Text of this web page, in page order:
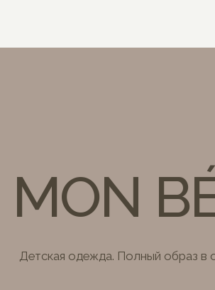
Детская одежда. Полный образ в одном магазине